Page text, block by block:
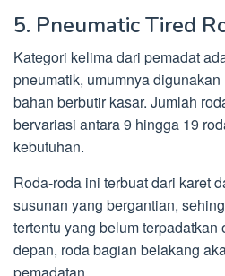
5. Pneumatic Tired
Kategori kelima dari pemadat
pneumatik, umumnya
bahan berbutir kasar. Jumlah
bervariasi antara 9 hingga 19
kebutuhan.
Roda-roda ini terbuat dari karet
susunan yang bergantian,
tertentu yang belum terpadatkan
depan, roda bagian belakang
pemadatan.